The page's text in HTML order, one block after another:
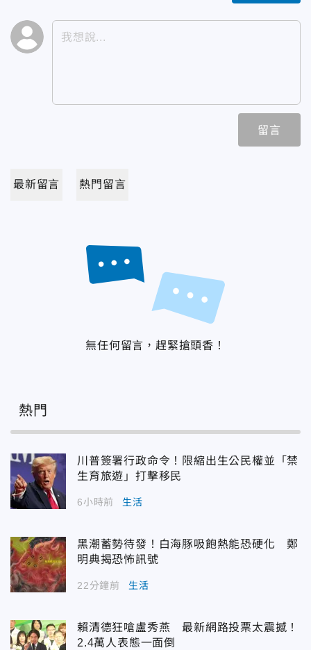
留言
最新留言 熱門留言
無任何留言，趕緊搶頭香！
熱門
川普簽署行政命令！限縮出生公民權並「禁
生育旅遊」打擊移民
6小時前 生活
黑潮蓄勢待發！白海豚吸飽熱能恐硬化 鄭
明典揭恐怖訊號
22分鐘前 生活
賴清德狂嗆盧秀燕 最新網路投票太震撼！
2.4萬人表態一面倒